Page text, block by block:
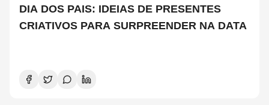
DIA DOS PAIS: IDEIAS DE PRESENTES
CRIATIVOS PARA SURPREENDER NA DATA